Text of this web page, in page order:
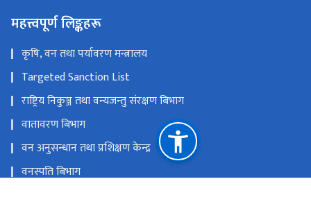
महत्त्वपूर्ण लिङ्कहरू
कृषि, वन तथा पर्यावरण मन्त्रालय
Targeted Sanction List
राष्ट्रिय निकुञ्ज तथा वन्यजन्तु संरक्षण बिभाग
वातावरण बिभाग
वन अनुसन्धान तथा प्रशिक्षण केन्द्र
वनस्पति बिभाग